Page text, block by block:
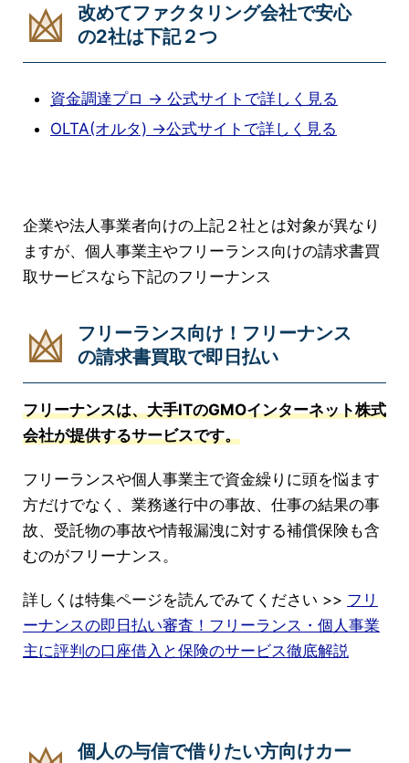
改めてファクタリング会社で安心
の2社は下記２つ
資金調達プロ → 公式サイトで詳しく見る
OLTA(オルタ) →公式サイトで詳しく見る
企業や法人事業者向けの上記２社とは対象が異なり
ますが、個人事業主やフリーランス向けの請求書買
取サービスなら下記のフリーナンス
フリーランス向け！フリーナンス
の請求書買取で即日払い
フリーナンスは、大手ITのGMOインターネット株式
会社が提供するサービスです。
フリーランスや個人事業主で資金繰りに頭を悩ます
方だけでなく、業務遂行中の事故、仕事の結果の事
故、受託物の事故や情報漏洩に対する補償保険も含
むのがフリーナンス。
詳しくは特集ページを読んでみてください >> フリ
ーナンスの即日払い審査！フリーランス・個人事業
主に評判の口座借入と保険のサービス徹底解説
個人の与信で借りたい方向けカー